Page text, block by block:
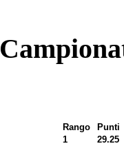
Rango
Punti
1
29.25